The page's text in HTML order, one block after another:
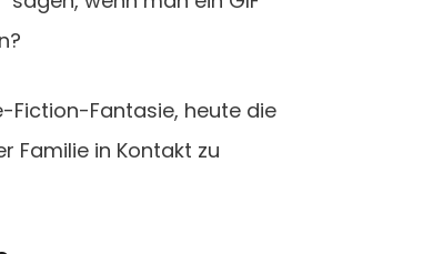
Fiction-Fantasie, heute die
Familie in Kontakt zu